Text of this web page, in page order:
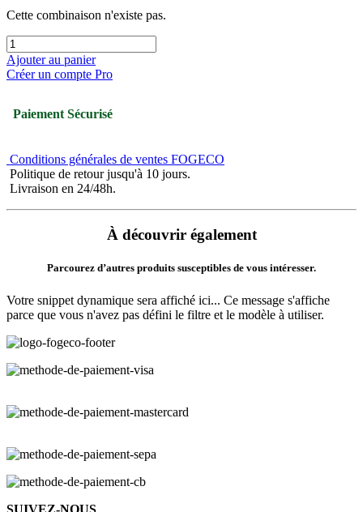
Cette combinaison n'existe pas.
Ajouter au panier
Créer un compte Pro
Paiement Sécurisé
Conditions générales de ventes FOGECO
Politique de retour jusqu'à 10 jours.
Livraison en 24/48h.
À découvrir également
Parcourez d’autres produits susceptibles de vous intéresser.
Votre snippet dynamique sera affiché ici... Ce message s'affiche
parce que vous n'avez pas défini le filtre et le modèle à utiliser.
SUIVEZ-NOUS